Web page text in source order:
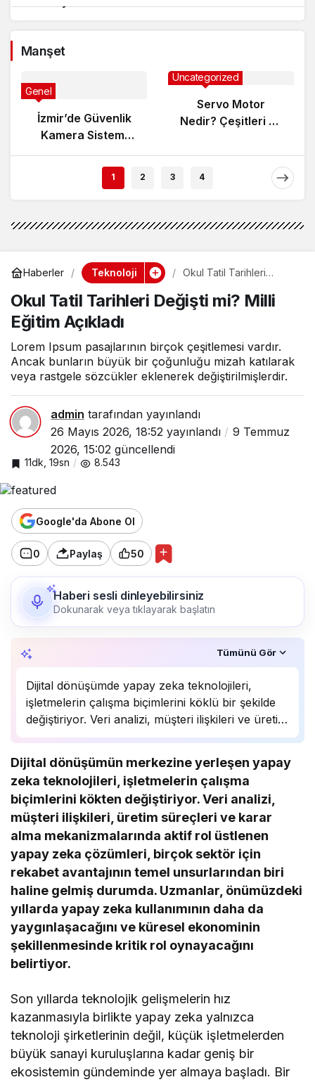
Manşet
Genel
İzmir’de Güvenlik
Kamera Sistemi
Dikkat Edilmeli?
Uncategorized
Servo Motor
Nedir? Çeşitleri ve
1 2 3 4
Haberler Teknoloji
Okul Tatil Tarihleri
Açıkladı
Okul Tatil Tarihleri Değişti mi? Milli
Eğitim Açıkladı
Lorem Ipsum pasajlarının birçok çeşitlemesi vardır.
Ancak bunların büyük bir çoğunluğu mizah katılarak
veya rastgele sözcükler eklenerek değiştirilmişlerdir.
admin tarafından yayınlandı
26 Mayıs 2026, 18:52 yayınlandı
9 Temmuz
2026, 15:02 güncellendi
11dk, 19sn 8.543
Google'da Abone Ol
0 Paylaş 50
Haberi sesli dinleyebilirsiniz
Dokunarak veya tıklayarak başlatın
Tümünü Gör
Dijital dönüşümde yapay zeka teknolojileri,
işletmelerin çalışma biçimlerini köklü bir şekilde
değiştiriyor. Veri analizi, müşteri ilişkileri ve üretim
süreçlerinde önemli bir rol oynayan yapay zeka,
Uzmanlar, bu teknolojinin önümüzdeki yıllarda
daha da yaygınlaşarak…
Dijital dönüşümün merkezine yerleşen yapay
zeka teknolojileri, işletmelerin çalışma
biçimlerini kökten değiştiriyor. Veri analizi,
müşteri ilişkileri, üretim süreçleri ve karar
alma mekanizmalarında aktif rol üstlenen
yapay zeka çözümleri, birçok sektör için
rekabet avantajının temel unsurlarından biri
haline gelmiş durumda. Uzmanlar, önümüzdeki
yıllarda yapay zeka kullanımının daha da
yaygınlaşacağını ve küresel ekonominin
şekillenmesinde kritik rol oynayacağını
belirtiyor.
Son yıllarda teknolojik gelişmelerin hız
kazanmasıyla birlikte yapay zeka yalnızca
teknoloji şirketlerinin değil, küçük işletmelerden
büyük sanayi kuruluşlarına kadar geniş bir
ekosistemin gündeminde yer almaya başladı. Bir